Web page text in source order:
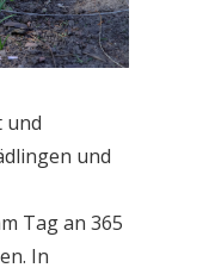
und
Tag an 365